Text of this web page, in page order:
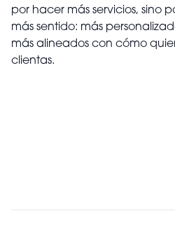
por hacer más servicios, sino
más sentido: más
más alineados con cómo
clientas.